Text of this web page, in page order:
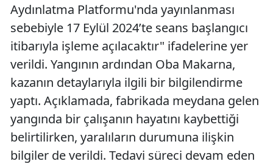
Aydınlatma Platformu'nda yayınlanması
sebebiyle 17 Eylül 2024’te seans başlangıcı
itibarıyla işleme açılacaktır" ifadelerine yer
verildi. Yangının ardından Oba Makarna,
kazanın detaylarıyla ilgili bir bilgilendirme
yaptı. Açıklamada, fabrikada meydana gelen
yangında bir çalışanın hayatını kaybettiği
belirtilirken, yaralıların durumuna ilişkin
bilgiler de verildi. Tedavi süreci devam eden